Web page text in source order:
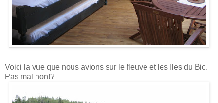
Voici la vue que nous avions sur le fleuve et les Iles du Bic.
Pas mal non!?